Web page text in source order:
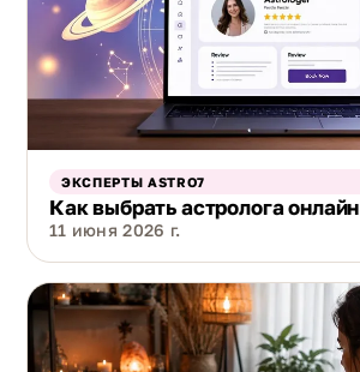
ЭКСПЕРТЫ ASTRO7
Как выбрать астролога онлайн
11 июня 2026 г.